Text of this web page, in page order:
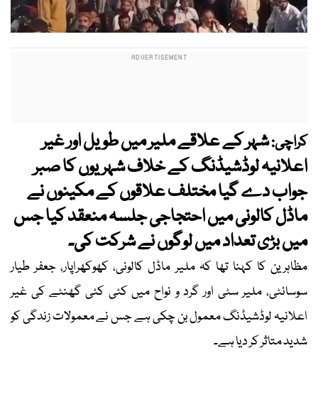
کراچی:شہر کے علاقے ملیر میں طویل اور غیر
اعلانیہ لوڈشیڈنگ کے خلاف شہریوں کا صبر
جواب دے گیا مختلف علاقوں کے مکینوں نے
ماڈل کالونی میں احتجاجی جلسہ منعقد کیا جس
میں بڑی تعداد میں لوگوں نے شرکت کی۔
مظاہرین کا کہنا تھا کہ ملیر ماڈل کالونی، کھوکھراپار، جعفر طیار
سوسائٹی، ملیر سٹی اور گرد و نواح میں کئی کئی گھنٹے کی غیر
اعلانیہ لوڈشیڈنگ معمول بن چکی ہے جس نے معمولات زندگی کو
شدید متاثر کر دیا ہے۔